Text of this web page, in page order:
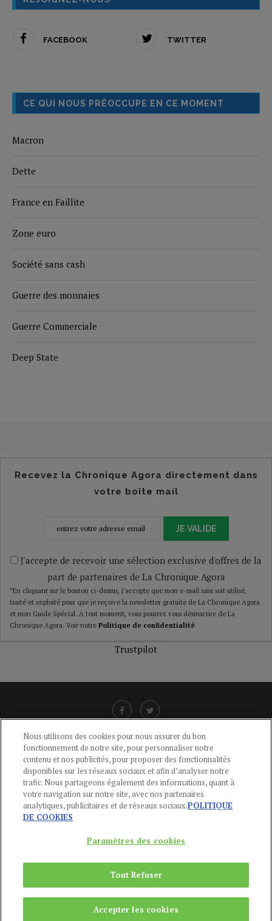
FACEBOOK TWITTER
CE QUI NOUS PRÉOCCUPE EN CE MOMENT
Macron
Dette
France en Faillite
Zone euro
Société sans cash
Guerre des monnaies
Guerre Commerciale
Deep State
Recevez la Chronique Agora directement dans
votre boîte mail
JE VALIDE
J'accepte de recevoir une sélection exclusive d'offres de la
part de partenaires de La Chronique Agora
*En cliquant sur le bouton ci-dessus, j’accepte que mon e-mail saisi soit utilisé,
traité et exploité pour que je reçoive la newsletter gratuite de La Chronique Agora
et mon Guide Spécial. A tout moment, vous pourrez vous désinscrire de La
Chronique Agora. Voir notre Politique de confidentialité.
Trustpilot
CGU-POLITIQUE DE CONFIDENTIALITÉ -POLITIQUE DES COOKIES
MENTIONS LÉGALES -AIDE
CONTACT
01 44 59 91 11
Du Lundi au Vendredi, 9h-13h et 14h-17h
Copyright © 2024Publications Agora
REMONTER
Nous utilisons des cookies pour nous assurer du bon
fonctionnement de notre site, pour personnaliser notre
contenu et nos publicités, pour proposer des fonctionnalités
disponibles sur les réseaux sociaux et afin d’analyser notre
trafic. Nous partageons également des informations, quant à
votre navigation sur notre site, avec nos partenaires
analytiques, publicitaires et de réseaux sociaux.POLITIQUE
DE COOKIES
Paramètres des cookies
Tout Refuser
Accepter les cookies